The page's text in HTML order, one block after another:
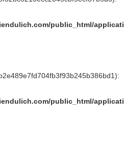
public_html/
public_html/